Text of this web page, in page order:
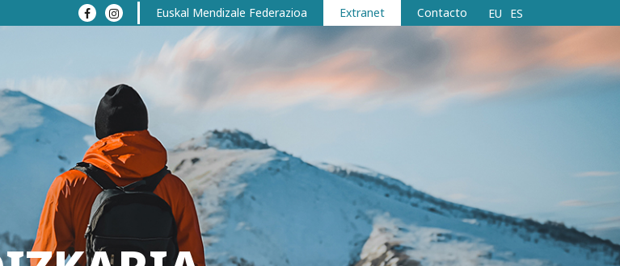
Euskal Mendizale Federazioa Extranet Contacto EU ES